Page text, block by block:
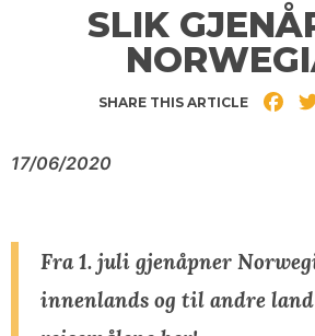
SLIK
SHARE THIS ARTICLE
17/06/2020
Fra 1. juli gjenåpner
innenlands og til andre